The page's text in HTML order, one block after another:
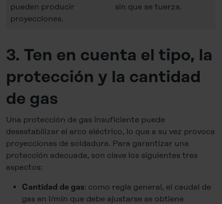
pueden producir
proyecciones.
sin que se tuerza.
3. Ten en cuenta el tipo, la
protección y la cantidad
de gas
Una protección de gas insuficiente puede
desestabilizar el arco eléctrico, lo que a su vez provoca
proyecciones de soldadura. Para garantizar una
protección adecuada, son clave los siguientes tres
aspectos:
Cantidad de gas: como regla general, el caudal de
gas en l/min que debe ajustarse se obtiene